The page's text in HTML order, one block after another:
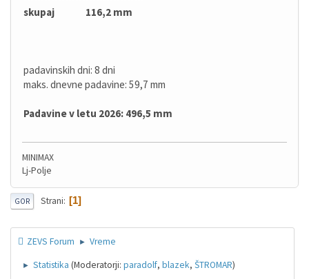
skupaj 116,2 mm
padavinskih dni: 8 dni
maks. dnevne padavine: 59,7 mm
Padavine v letu 2026: 496,5 mm
MINIMAX
Lj-Polje
GOR Strani 1
ZEVS Forum ► Vreme
► Statistika (Moderatorji: paradolf, blazek, ŠTROMAR)